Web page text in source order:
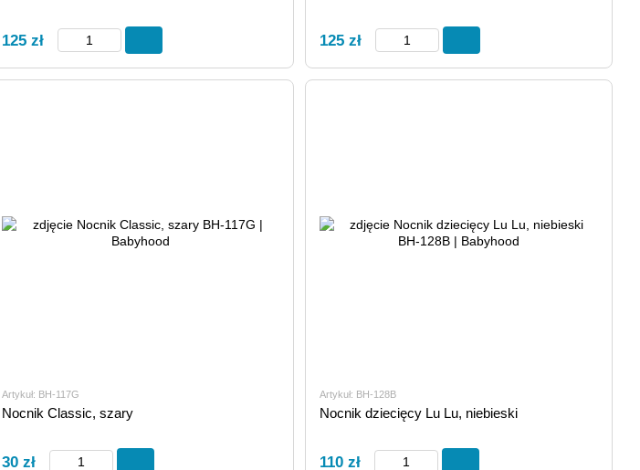
125 zł 125 zł
Artykuł: BH-117G
Nocnik Classic, szary
30 zł
Artykuł: ВН-128В
Nocnik dziecięcy Lu Lu, niebieski
110 zł